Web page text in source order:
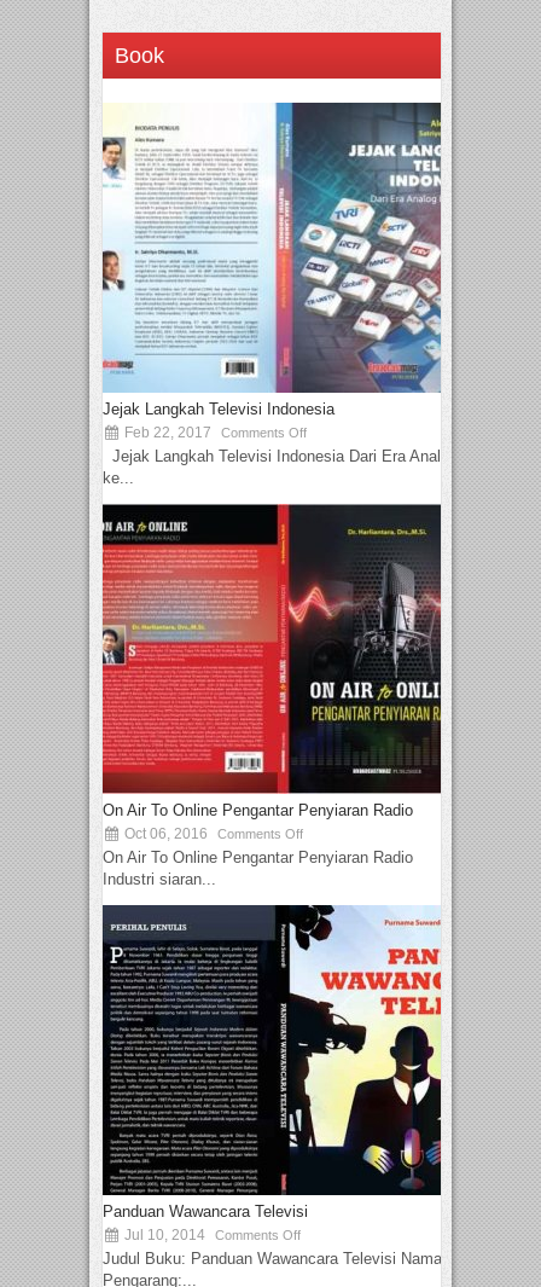
Book
Jejak Langkah Televisi Indonesia
Feb 22, 2017 Comments Off
Jejak Langkah Televisi Indonesia Dari Era Analog
ke...
On Air To Online Pengantar Penyiaran Radio
Oct 06, 2016 Comments Off
On Air To Online Pengantar Penyiaran Radio
Industri siaran...
Panduan Wawancara Televisi
Jul 10, 2014 Comments Off
Judul Buku: Panduan Wawancara Televisi Nama
Pengarang:...